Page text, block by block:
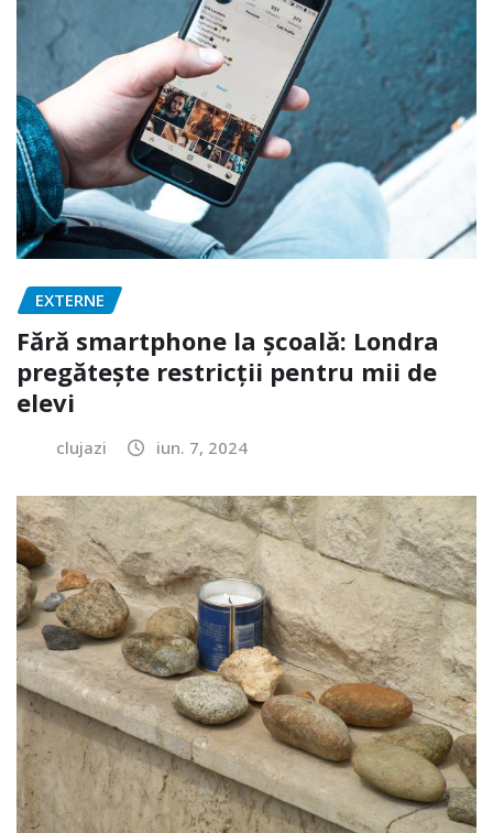
EXTERNE
Fără smartphone la școală: Londra
pregătește restricții pentru mii de
elevi
clujazi iun. 7, 2024